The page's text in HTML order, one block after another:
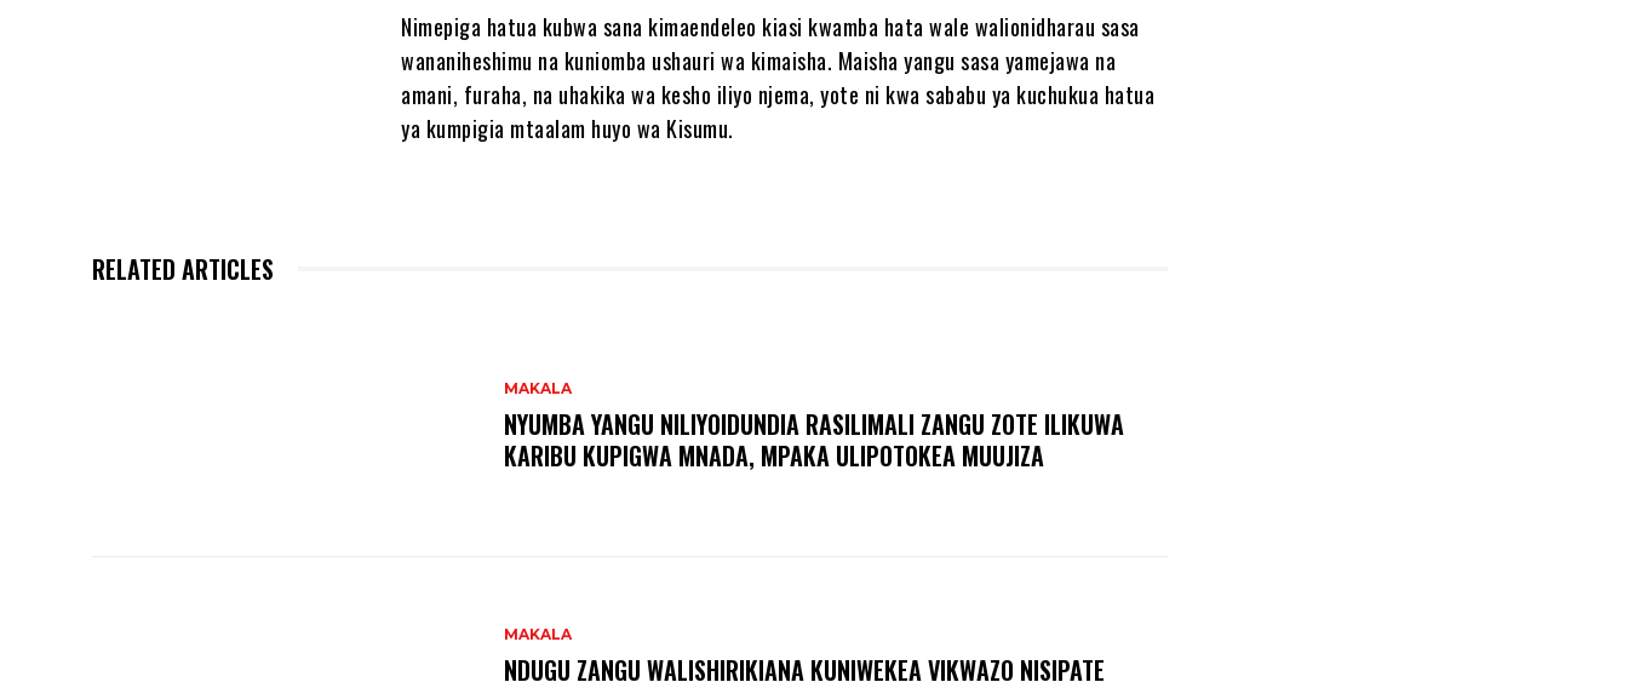
Nimepiga hatua kubwa sana kimaendeleo kiasi kwamba hata wale walionidharau sasa
wananiheshimu na kuniomba ushauri wa kimaisha. Maisha yangu sasa yamejawa na
amani, furaha, na uhakika wa kesho iliyo njema, yote ni kwa sababu ya kuchukua hatua
ya kumpigia mtaalam huyo wa Kisumu.
RELATED ARTICLES
MAKALA
NYUMBA YANGU NILIYOIDUNDIA RASILIMALI ZANGU ZOTE ILIKUWA
KARIBU KUPIGWA MNADA, MPAKA ULIPOTOKEA MUUJIZA
MAKALA
NDUGU ZANGU WALISHIRIKIANA KUNIWEKEA VIKWAZO NISIPATE